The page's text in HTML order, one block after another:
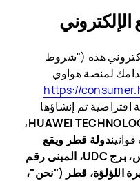
هذه ("شروط
لمنصة هواوي
[https://
تم إنشاؤها
،
دولة قطر ويقع
عنوانها المسجل في الطابق الخامس، برج UDC، المبنى رقم
100، المنطقة 66، جزيرة اللؤلؤة، قطر ("نحن"،